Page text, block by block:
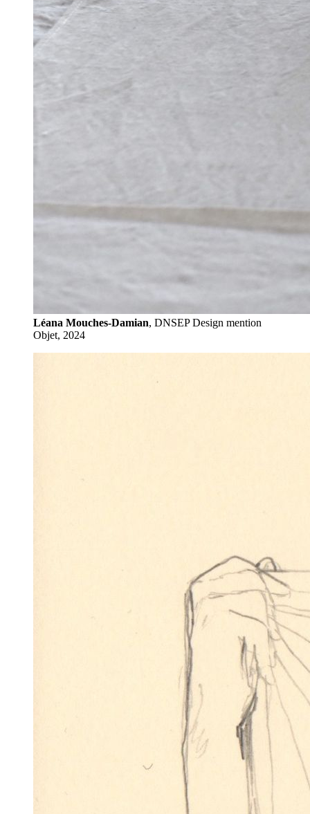
Léana Mouches-Damian, DNSEP Design mention
Objet, 2024